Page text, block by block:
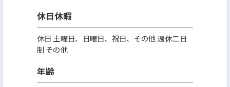
休日休暇
休日 土曜日、日曜日、祝日、その他 週休二日
制 その他
年齢